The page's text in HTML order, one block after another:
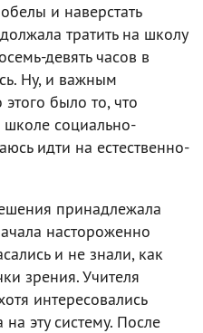
и наверстать
тратить на школу
девять часов в
Ну, и важным
было то, что
социально-
идти на естественно-
принадлежала
настороженно
и не знали, как
зрения. Учителя
интересовались
эту систему. После